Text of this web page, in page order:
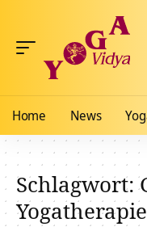
Home News
Schlagwort:
Yogatherapie